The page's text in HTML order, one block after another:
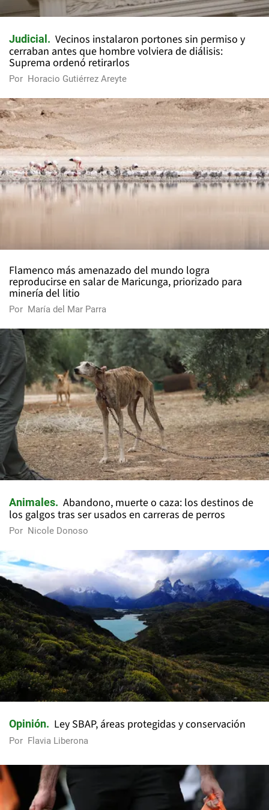
Judicial
Vecinos instalaron portones sin permiso y
cerraban antes que hombre volviera de diálisis:
Suprema ordenó retirarlos
Por Horacio Gutiérrez Areyte
Flamenco más amenazado del mundo logra
reproducirse en salar de Maricunga, priorizado para
minería del litio
Por María del Mar Parra
Animales
Abandono, muerte o caza: los destinos de
los galgos tras ser usados en carreras de perros
Por Nicole Donoso
Opinión Ley SBAP, áreas protegidas y conservación
Por Flavia Liberona